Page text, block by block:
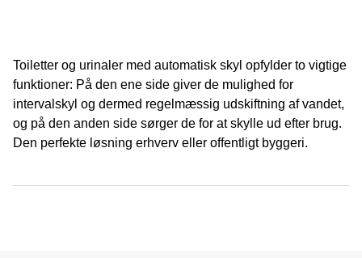
Toiletter og urinaler med automatisk skyl opfylder to vigtige
funktioner: På den ene side giver de mulighed for
intervalskyl og dermed regelmæssig udskiftning af vandet,
og på den anden side sørger de for at skylle ud efter brug.
Den perfekte løsning erhverv eller offentligt byggeri.